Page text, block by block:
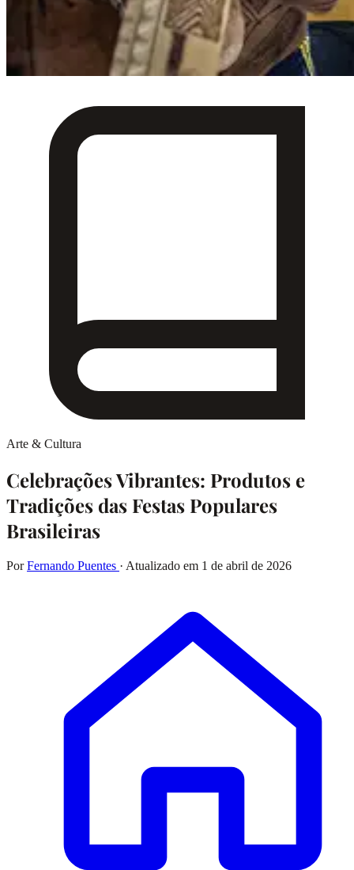
Arte & Cultura
Celebrações Vibrantes: Produtos e
Tradições das Festas Populares
Brasileiras
PorFernando Puentes · Atualizado em 1 de abril de 2026